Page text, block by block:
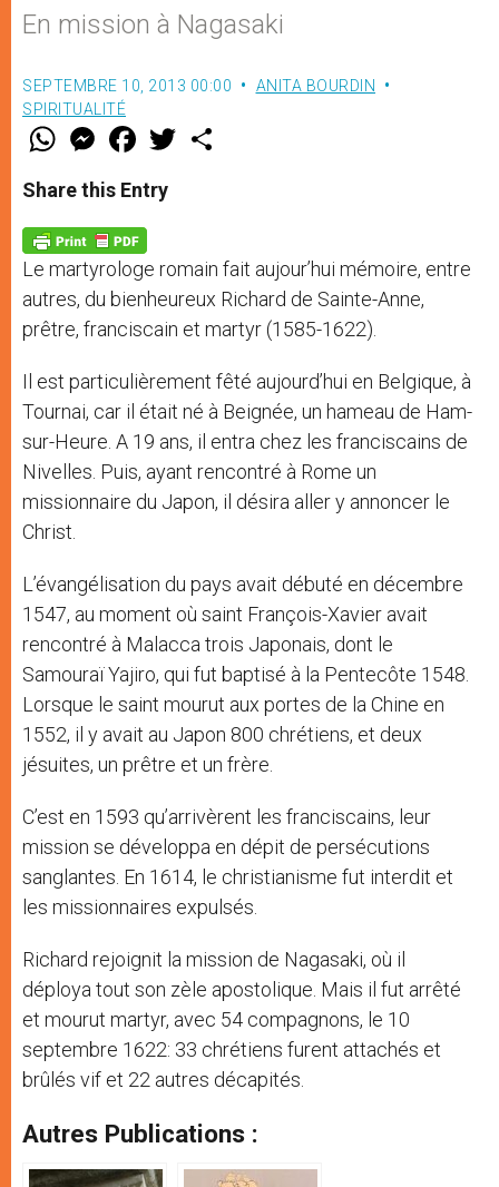
En mission à Nagasaki
SEPTEMBRE 10, 2013 00:00
ANITA BOURDIN
SPIRITUALITÉ
W
t
s
p
p
M
e
s
e
g
e
r
F
a
e
b
o
k
w
Share this Entry
Le martyrologe romain fait aujour’hui mémoire, entre
autres, du bienheureux Richard de Sainte-Anne,
prêtre, franciscain et martyr (1585-1622).
Il est particulièrement fêté aujourd’hui en Belgique, à
Tournai, car il était né à Beignée, un hameau de Ham-
sur-Heure. A 19 ans, il entra chez les franciscains de
Nivelles. Puis, ayant rencontré à Rome un
missionnaire du Japon, il désira aller y annoncer le
Christ.
L’évangélisation du pays avait débuté en décembre
1547, au moment où saint François-Xavier avait
rencontré à Malacca trois Japonais, dont le
Samouraï Yajiro, qui fut baptisé à la Pentecôte 1548.
Lorsque le saint mourut aux portes de la Chine en
1552, il y avait au Japon 800 chrétiens, et deux
jésuites, un prêtre et un frère.
C’est en 1593 qu’arrivèrent les franciscains, leur
mission se développa en dépit de persécutions
sanglantes. En 1614, le christianisme fut interdit et
les missionnaires expulsés.
Richard rejoignit la mission de Nagasaki, où il
déploya tout son zèle apostolique. Mais il fut arrêté
et mourut martyr, avec 54 compagnons, le 10
septembre 1622: 33 chrétiens furent attachés et
brûlés vif et 22 autres décapités.
Autres Publications :